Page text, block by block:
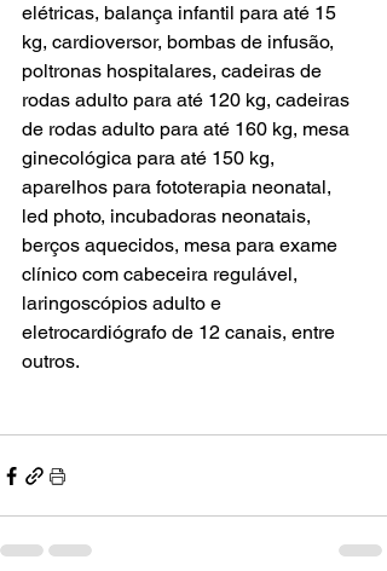
elétricas, balança infantil para até 15
kg, cardioversor, bombas de infusão,
poltronas hospitalares, cadeiras de
rodas adulto para até 120 kg, cadeiras
de rodas adulto para até 160 kg, mesa
ginecológica para até 150 kg,
aparelhos para fototerapia neonatal,
led photo, incubadoras neonatais,
berços aquecidos, mesa para exame
clínico com cabeceira regulável,
laringoscópios adulto e
eletrocardiógrafo de 12 canais, entre
outros.